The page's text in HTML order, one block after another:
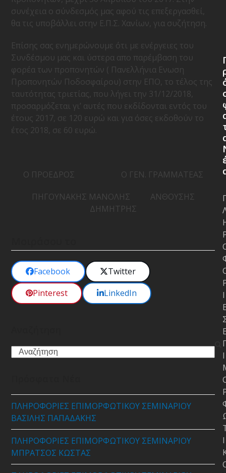
συνέχεια ο σύνδεσμός μας αφού τις επεξεργασθεί,
θα τις υποβάλλει στην Ε.Π.Σ. Χανίων, για συζήτηση.
Επίσης σας ενημερώνουμε ότι με ενέργειες του
Συνδέσμου μας και ύστερα απο παρέμβαση του
φορέα των προπονητών ( Πανελλήνια Ενωση
Προπονητών Ποδοσφαίρου) στην ΕΠΟ, το τέλος της
ταυτότητας τριετίας, που λήγει την 31/12/2018,
προσαρμόζεται γι’ αυτές που εκδίδονται εντός του
έτους 2017, σε 120 ευρώ και για όσες εκδοθούν το
έτος 2018, σε 60 ευρώ.
Ο ΠΡΟΕΔΡΟΣ Ο ΓΕΝ. ΓΡΑΜΜΑΤΕΑΣ
ΠΗΓΟΥΝΑΚΗΣ ΜΑΝΟΛΗΣ ΑΝΘΟΥΣΗΣ
ΔΗΜΗΤΡΗΣ
Facebook
Twitter
Pinterest
LinkedIn
Search
ΠΛΗΡΟΦΟΡΙΕΣ ΕΠΙΜΟΡΦΩΤΙΚΟΥ ΣΕΜΙΝΑΡΙΟΥ
ΒΑΣΙΛΗΣ ΠΑΠΑΔΑΚΗΣ
ΠΛΗΡΟΦΟΡΙΕΣ ΕΠΙΜΟΡΦΩΤΙΚΟΥ ΣΕΜΙΝΑΡΙΟΥ
ΜΠΡΑΤΣΟΣ ΚΩΣΤΑΣ
Ι
Ι
Ι